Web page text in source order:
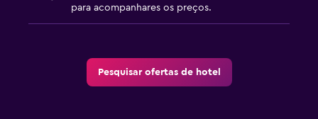
para acompanhares os preços.
Pesquisar ofertas de hotel